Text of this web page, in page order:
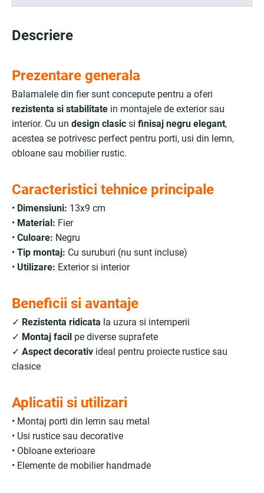
Descriere
Prezentare generala
Balamalele din fier sunt concepute pentru a oferi
rezistenta si stabilitate in montajele de exterior sau
interior. Cu un design clasic si finisaj negru elegant,
acestea se potrivesc perfect pentru porti, usi din lemn,
obloane sau mobilier rustic.
Caracteristici tehnice principale
• Dimensiuni: 13x9 cm
• Material: Fier
• Culoare: Negru
• Tip montaj: Cu suruburi (nu sunt incluse)
• Utilizare: Exterior si interior
Beneficii si avantaje
✓ Rezistenta ridicata la uzura si intemperii
✓ Montaj facil pe diverse suprafete
✓ Aspect decorativ ideal pentru proiecte rustice sau
clasice
Aplicatii si utilizari
• Montaj porti din lemn sau metal
• Usi rustice sau decorative
• Obloane exterioare
• Elemente de mobilier handmade